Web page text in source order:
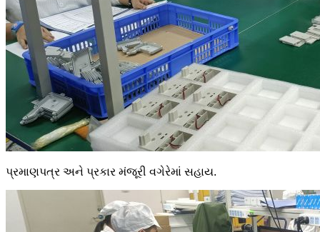
પ્રમાણપત્ર અને પ્રકાર મંજૂરી વગેરેમાં સહાય.